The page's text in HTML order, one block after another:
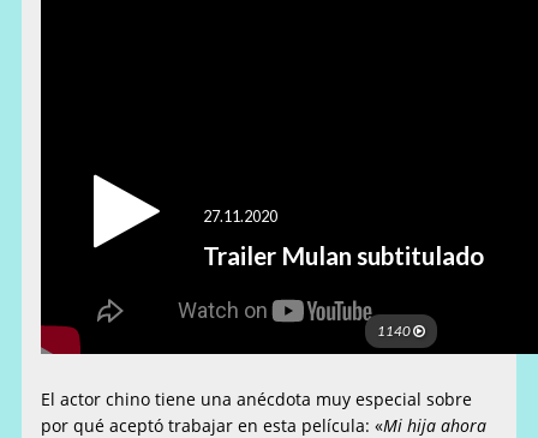
El actor chino tiene una anécdota muy especial sobre
por qué aceptó trabajar en esta película: «Mi hija ahora